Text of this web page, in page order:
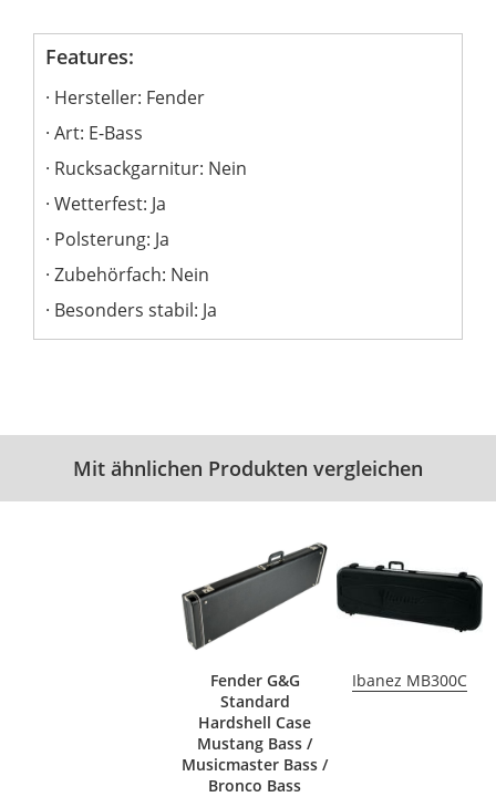
Features:
Hersteller: Fender
Art: E-Bass
Rucksackgarnitur: Nein
Wetterfest: Ja
Polsterung: Ja
Zubehörfach: Nein
Besonders stabil: Ja
Mit ähnlichen Produkten vergleichen
Fender G&G
Standard
Hardshell Case
Mustang Bass /
Musicmaster Bass /
Bronco Bass
Ibanez MB300C